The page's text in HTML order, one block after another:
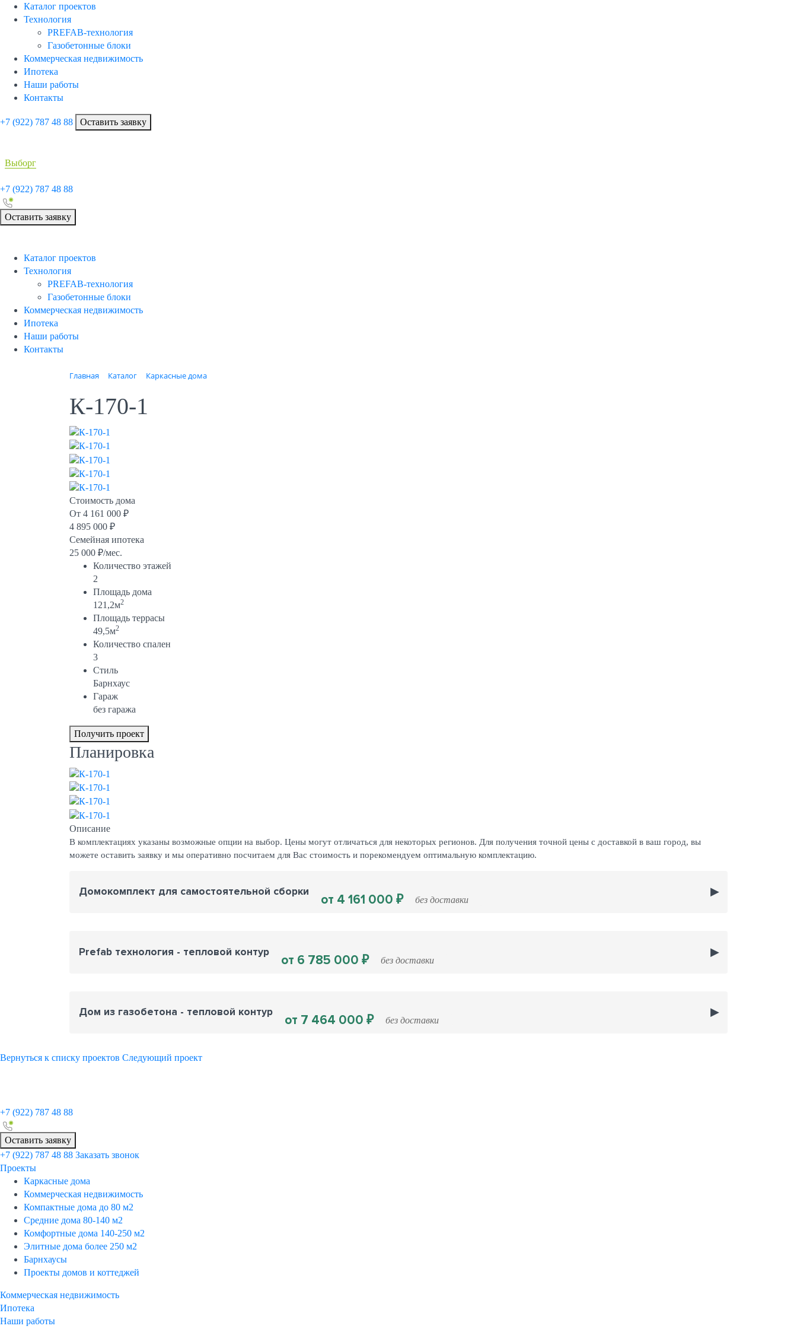
Каталог проектов
Технология
PREFAB-технология
Газобетонные блоки
Коммерческая недвижимость
Ипотека
Наши работы
Контакты
+7 (922) 787 48 88 Оставить заявку
Выборг
+7 (922) 787 48 88
Оставить заявку
Каталог проектов
Технология
PREFAB-технология
Газобетонные блоки
Коммерческая недвижимость
Ипотека
Наши работы
Контакты
Главная Каталог Каркасные дома
К-170-1
Стоимость дома
От 4 161 000 ₽
4 895 000 ₽
Семейная ипотека
25 000 ₽/мес.
Количество этажей
2
Площадь дома
121,2м2
Площадь террасы
49,5м2
Количество спален
3
Стиль
Барнхаус
Гараж
без гаража
Получить проект
Планировка
Описание
В комплектациях указаны возможные опции на выбор. Цены могут отличаться для некоторых регионов. Для получения точной цены с доставкой в ваш город, вы
можете оставить заявку и мы оперативно посчитаем для Вас стоимость и порекомендуем оптимальную комплектацию.
Домокомплект для самостоятельной сборки
от 4 161 000 ₽ без доставки
Prefab технология - тепловой контур
от 6 785 000 ₽ без доставки
Дом из газобетона - тепловой контур
от 7 464 000 ₽ без доставки
Вернуться к списку проектов Следующий проект
+7 (922) 787 48 88
Оставить заявку
+7 (922) 787 48 88 Заказать звонок
Проекты
Каркасные дома
Коммерческая недвижимость
Компактные дома до 80 м2
Средние дома 80-140 м2
Комфортные дома 140-250 м2
Элитные дома более 250 м2
Барнхаусы
Проекты домов и коттеджей
Коммерческая недвижимость
Ипотека
Наши работы